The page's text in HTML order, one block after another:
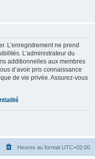
L’enregistrement ne prend
L’administrateur du
additionnelles aux membres
d’avoir pris connaissance
de vie privée. Assurez-vous
Heures au format UTC+02:00